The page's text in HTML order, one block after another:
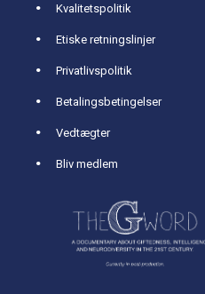
Kvalitetspolitik
Etiske retningslinjer
Privatlivspolitik
Betalingsbetingelser
Vedtægter
Bliv medlem